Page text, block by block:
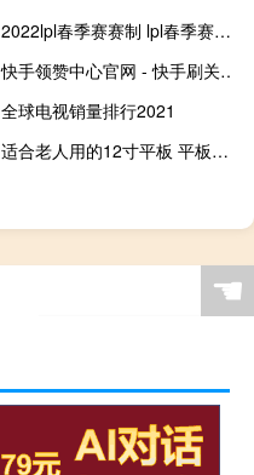
2022lpl春季赛赛制 lpl春季赛季后赛时间
快手领赞中心官网 - 快手刷关系打call网站 买qq赞在哪里买
全球电视销量排行2021
适合老人用的12寸平板 平板电脑全新超薄12寸
☚